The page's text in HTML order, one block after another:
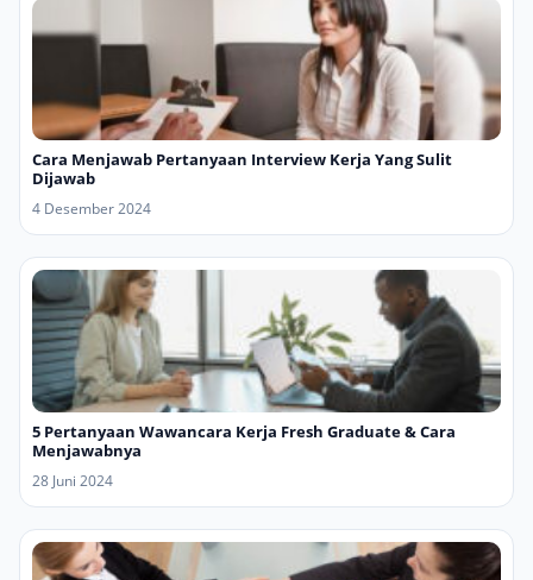
Cara Menjawab Pertanyaan Interview Kerja Yang Sulit
Dijawab
4 Desember 2024
5 Pertanyaan Wawancara Kerja Fresh Graduate & Cara
Menjawabnya
28 Juni 2024